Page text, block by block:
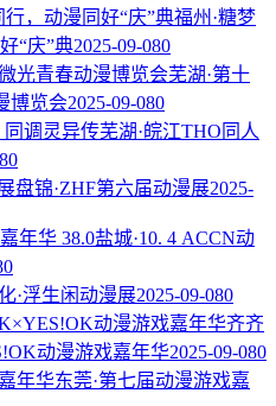
福州·糖梦
“庆”典2025-09-080
芜湖·第十
博览会2025-09-080
芜湖·皖江THO同人
0
盘锦·ZHF第六届动漫展2025-
盐城·10. 4 ACCN动
0
·浮生闲动漫展2025-09-080
齐齐
动漫游戏嘉年华2025-09-080
东莞·第七届动漫游戏嘉